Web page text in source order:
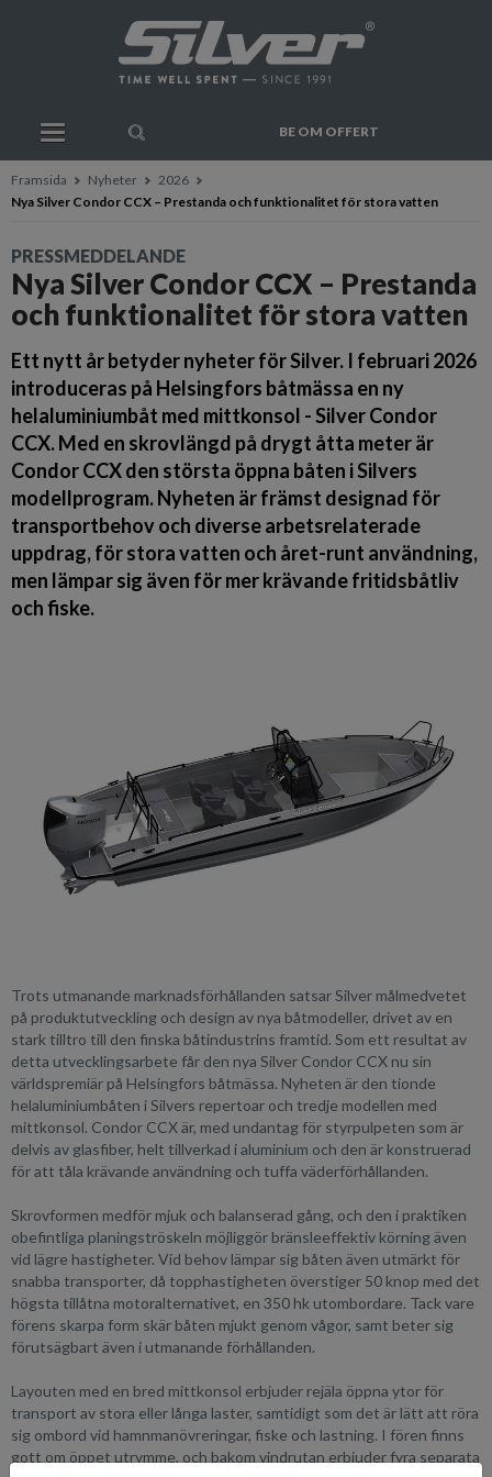
BE OM OFFERT
Framsida Nyheter
2026
Nya Silver Condor CCX – Prestanda och funktionalitet för stora vatten
PRESSMEDDELANDE
Nya Silver Condor CCX – Prestanda
och funktionalitet för stora vatten
Ett nytt år betyder nyheter för Silver. I februari 2026
introduceras på Helsingfors båtmässa en ny
helaluminiumbåt med mittkonsol - Silver Condor
CCX. Med en skrovlängd på drygt åtta meter är
Condor CCX den största öppna båten i Silvers
modellprogram. Nyheten är främst designad för
transportbehov och diverse arbetsrelaterade
uppdrag, för stora vatten och året-runt användning,
men lämpar sig även för mer krävande fritidsbåtliv
och fiske.
Trots utmanande marknadsförhållanden satsar Silver målmedvetet
på produktutveckling och design av nya båtmodeller, drivet av en
stark tilltro till den finska båtindustrins framtid. Som ett resultat av
detta utvecklingsarbete får den nya Silver Condor CCX nu sin
världspremiär på Helsingfors båtmässa. Nyheten är den tionde
helaluminiumbåten i Silvers repertoar och tredje modellen med
mittkonsol. Condor CCX är, med undantag för styrpulpeten som är
delvis av glasfiber, helt tillverkad i aluminium och den är konstruerad
för att tåla krävande användning och tuffa väderförhållanden.
Skrovformen medför mjuk och balanserad gång, och den i praktiken
obefintliga planingströskeln möjliggör bränsleeffektiv körning även
vid lägre hastigheter. Vid behov lämpar sig båten även utmärkt för
snabba transporter, då topphastigheten överstiger 50 knop med det
högsta tillåtna motoralternativet, en 350 hk utombordare. Tack vare
förens skarpa form skär båten mjukt genom vågor, samt beter sig
förutsägbart även i utmanande förhållanden.
Layouten med en bred mittkonsol erbjuder rejäla öppna ytor för
transport av stora eller långa laster, samtidigt som det är lätt att röra
sig ombord vid hamnmanövreringar, fiske och lastning. I fören finns
gott om öppet utrymme, och bakom vindrutan erbjuder fyra separata